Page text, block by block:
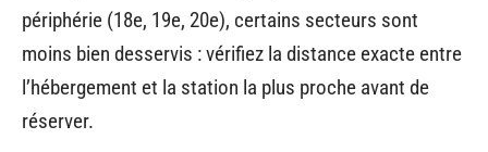
périphérie (18e, 19e, 20e), certains secteurs sont
moins bien desservis : vérifiez la distance exacte entre
l’hébergement et la station la plus proche avant de
réserver.